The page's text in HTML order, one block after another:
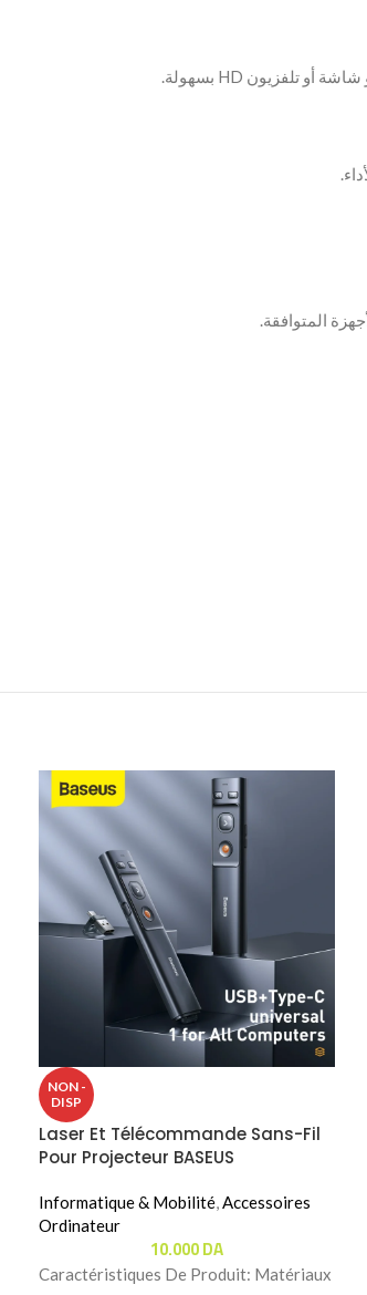
NON -
DISP
Laser Et Télécommande Sans-Fil
Pour Projecteur BASEUS
Informatique & Mobilité Accessoires
Ordinateur
10.000DA
Caractéristiques De Produit: Matériaux